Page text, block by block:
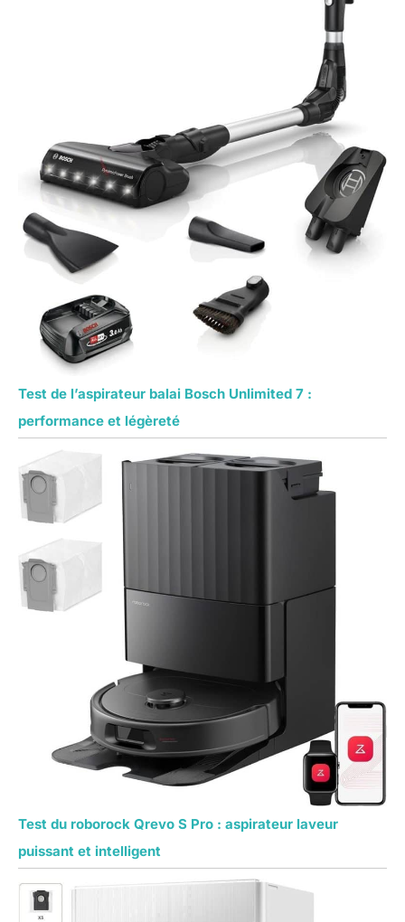
Test de l’aspirateur balai Bosch Unlimited 7 :
performance et légèreté
Test du roborock Qrevo S Pro : aspirateur laveur
puissant et intelligent